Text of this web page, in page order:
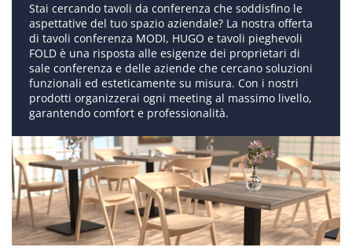
Stai cercando tavoli da conferenza che soddisfino le
aspettative del tuo spazio aziendale? La nostra offerta
di tavoli conferenza MODI, HUGO e tavoli pieghevoli
FOLD è una risposta alle esigenze dei proprietari di
sale conferenza e delle aziende che cercano soluzioni
funzionali ed esteticamente su misura. Con i nostri
prodotti organizzerai ogni meeting al massimo livello,
garantendo comfort e professionalità.